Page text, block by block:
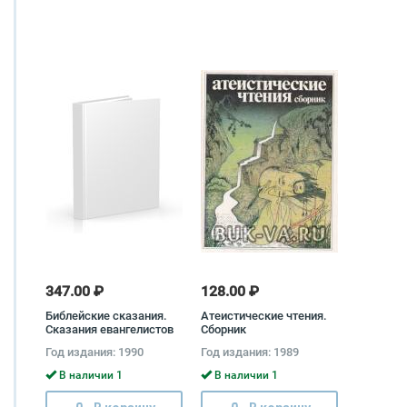
347.00 ₽
Библейские сказания.
Сказания евангелистов
Год издания: 1990
В наличии 1
128.00 ₽
Атеистические чтения.
Сборник
Год издания: 1989
В наличии 1